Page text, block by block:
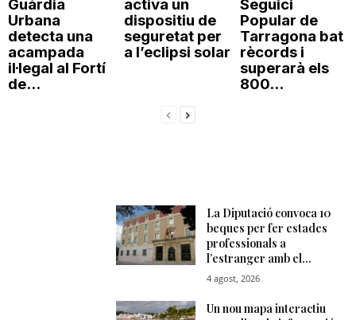
Guàrdia
Urbana
detecta una
acampada
il·legal al Fortí
de...
activa un
dispositiu de
seguretat per
a l’eclipsi solar
Seguici
Popular de
Tarragona bat
rècords i
superarà els
800...